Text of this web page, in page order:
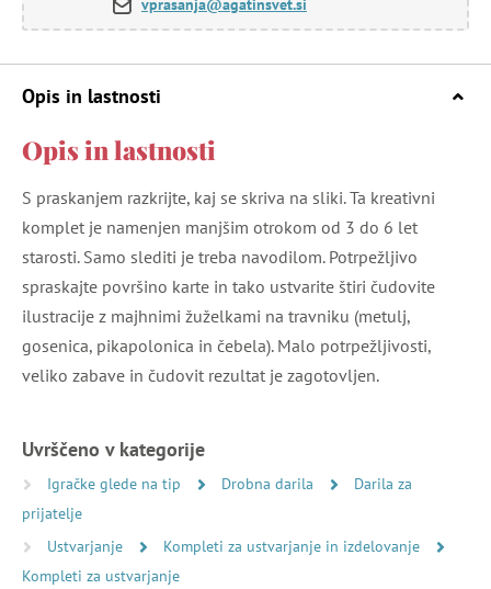
vprasanja@agatinsvet.si
Opis in lastnosti
Opis in lastnosti
S praskanjem razkrijte, kaj se skriva na sliki. Ta kreativni
komplet je namenjen manjšim otrokom od 3 do 6 let
starosti. Samo slediti je treba navodilom. Potrpežljivo
spraskajte površino karte in tako ustvarite štiri čudovite
ilustracije z majhnimi žuželkami na travniku (metulj,
gosenica, pikapolonica in čebela). Malo potrpežljivosti,
veliko zabave in čudovit rezultat je zagotovljen.
Uvrščeno v kategorije
Igračke glede na tip Drobna darila
Darila za
prijatelje
Ustvarjanje
Kompleti za ustvarjanje in izdelovanje
Kompleti za ustvarjanje